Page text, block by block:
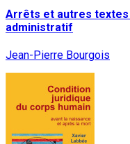
Arrêts et autres
administratif
Jean-Pierre Bourgois